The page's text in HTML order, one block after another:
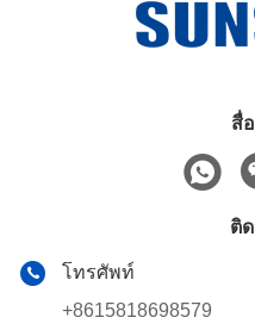
สื่
ติ
โทรศัพท์
+8615818698579